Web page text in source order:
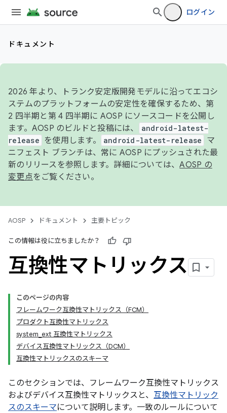
ログイン
ドキュメント
2026 年より、トランク安定版開発モデルに沿ってエコシ
ステムのプラットフォームの安定性を確保するため、第
2 四半期と第 4 四半期に AOSP にソースコードを公開し
ます。AOSP のビルドと投稿には、
android-latest-
release
を使用します。 android-latest-release
マ
ニフェスト ブランチは、常に AOSP にプッシュされた最
新のリリースを参照します。詳細については、AOSP の
変更点をご覧ください。
AOSP ドキュメント 主要トピック
この情報は役に立ちましたか？
互換性マトリックス
このページの内容
フレームワーク互換性マトリックス（FCM）
プロダクト互換性マトリックス
system_ext 互換性マトリックス
デバイス互換性マトリックス（DCM）
互換性マトリックスのスキーマ
このセクションでは、フレームワーク互換性マトリックス
およびデバイス互換性マトリックスと、 互換性マトリック
スのスキーマについて説明します。一致のルールについて